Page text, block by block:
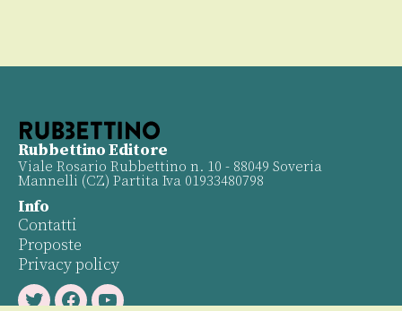
Rubbettino Editore
Viale Rosario Rubbettino n. 10 - 88049 Soveria
Mannelli (CZ) Partita Iva 01933480798
Info
Contatti
Proposte
Privacy policy